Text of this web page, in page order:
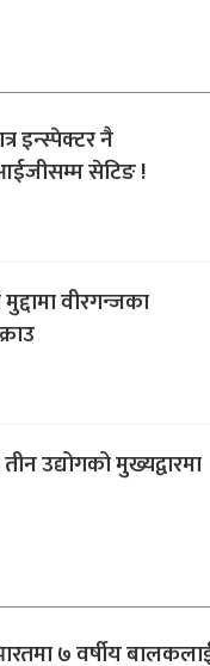
इन्स्पेक्टर नै
सेटिङ !
वीरगन्जका
उद्योगको मुख्यद्वारमा
७ वर्षीय